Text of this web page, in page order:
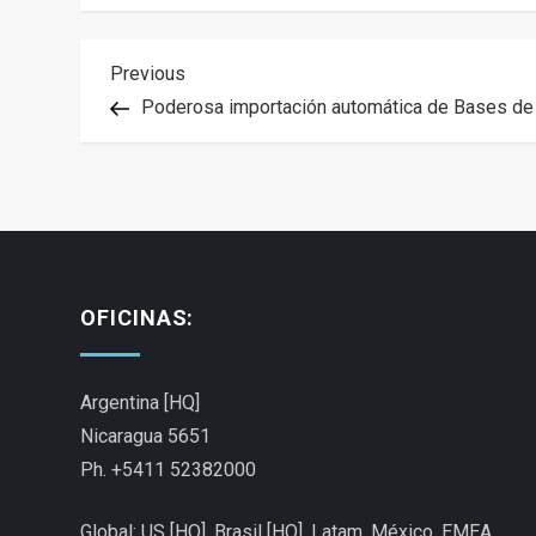
N
g
a
c
i
Previous
Post
Previous
Poderosa importación automática de Bases
OFICINAS:
Argentina [HQ]
Nicaragua 5651
Ph. +5411 52382000